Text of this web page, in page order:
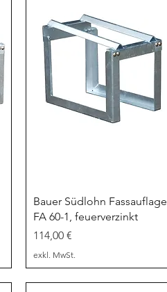
Schnellansicht
Bauer Südlohn Fassauflage
FA 60-1, feuerverzinkt
Preis
114,00 €
exkl. MwSt.